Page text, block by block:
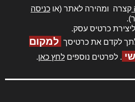
קצרה ומהירה לאתר (או כניסה
ליצירת כרטיס עסק.
לקדם את כרטיסך למקום
. לפרטים נוספים לחץ כאן.